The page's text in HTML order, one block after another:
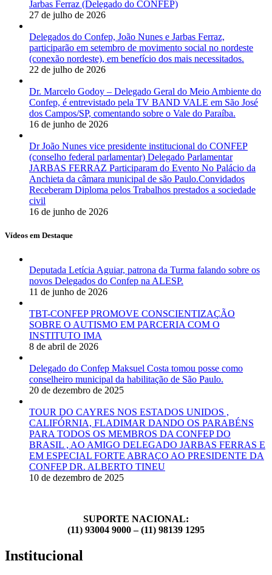
Jarbas Ferraz (Delegado do CONFEP)
27 de julho de 2026
Delegados do Confep, João Nunes e Jarbas Ferraz,
participarão em setembro de movimento social no nordeste
(conexão nordeste), em benefício dos mais necessitados.
22 de julho de 2026
Dr. Marcelo Godoy – Delegado Geral do Meio Ambiente do
Confep, é entrevistado pela TV BAND VALE em São José
dos Campos/SP, comentando sobre o Vale do Paraíba.
16 de junho de 2026
Dr João Nunes vice presidente institucional do CONFEP
(conselho federal parlamentar) Delegado Parlamentar
JARBAS FERRAZ Participaram do Evento No Palácio da
Anchieta da câmara municipal de são Paulo.Convidados
Receberam Diploma pelos Trabalhos prestados a sociedade
civil
16 de junho de 2026
Vídeos em Destaque
Deputada Letícia Aguiar, patrona da Turma falando sobre os
novos Delegados do Confep na ALESP.
11 de junho de 2026
TBT-CONFEP PROMOVE CONSCIENTIZAÇÃO
SOBRE O AUTISMO EM PARCERIA COM O
INSTITUTO IMA
8 de abril de 2026
Delegado do Confep Maksuel Costa tomou posse como
conselheiro municipal da habilitação de São Paulo.
20 de dezembro de 2025
TOUR DO CAYRES NOS ESTADOS UNIDOS ,
CALIFÓRNIA, FLADIMAR DANDO OS PARABÉNS
PARA TODOS OS MEMBROS DA CONFEP DO
BRASIL , AO AMIGO DELEGADO JARBAS FERRAS E
EM ESPECIAL FORTE ABRAÇO AO PRESIDENTE DA
CONFEP DR. ALBERTO TINEU
10 de dezembro de 2025
SUPORTE NACIONAL:
(11) 93004 9000 – (11) 98139 1295
Institucional